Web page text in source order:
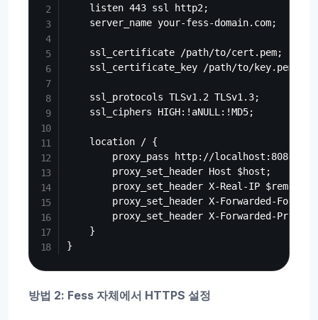
    listen 443 ssl http2;
    server_name your-fess-domain.com;
    ssl_certificate /path/to/cert.pem;
    ssl_certificate_key /path/to/key.pem;
    ssl_protocols TLSv1.2 TLSv1.3;
    ssl_ciphers HIGH:!aNULL:!MD5;
    location / {
        proxy_pass http://localhost:8080;
        proxy_set_header Host $host;
proxy_set_header X-Real-IP
proxy_set_header X-Forwarded-For
proxy_set_header X-Forwarded-Proto
    }
방법 2: Fess 자체에서 HTTPS 설정